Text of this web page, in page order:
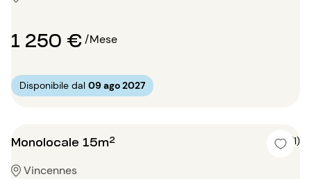
1 250 €/Mese
Disponibile dal 09 ago 2027
Monolocale 15m² 5 (1)
Vincennes